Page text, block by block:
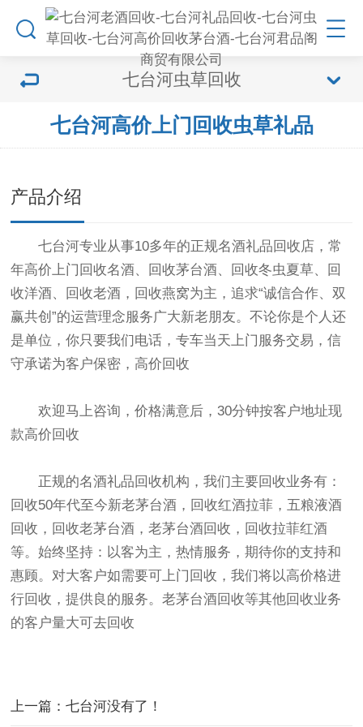
七台河虫草回收
七台河高价上门回收虫草礼品
产品介绍
七台河专业从事10多年的正规名酒礼品回收店，常
年高价上门回收名酒、回收茅台酒、回收冬虫夏草、回
收洋酒、回收老酒，回收燕窝为主，追求“诚信合作、双
赢共创”的运营理念服务广大新老朋友。不论你是个人还
是单位，你只要我们电话，专车当天上门服务交易，信
守承诺为客户保密，高价回收
欢迎马上咨询，价格满意后，30分钟按客户地址现
款高价回收
正规的名酒礼品回收机构，我们主要回收业务有：
回收50年代至今新老茅台酒，回收红酒拉菲，五粮液酒
回收，回收老茅台酒，老茅台酒回收，回收拉菲红酒
等。始终坚持：以客为主，热情服务，期待你的支持和
惠顾。对大客户如需要可上门回收，我们将以高价格进
行回收，提供良的服务。老茅台酒回收等其他回收业务
的客户量大可去回收
上一篇：七台河没有了！